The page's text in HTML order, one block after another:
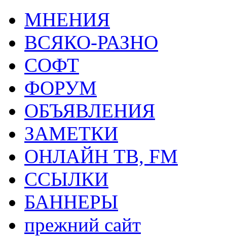
МНЕНИЯ
ВСЯКО-РАЗНО
СОФТ
ФОРУМ
ОБЪЯВЛЕНИЯ
ЗАМЕТКИ
ОНЛАЙН ТВ, FM
ССЫЛКИ
БАННЕРЫ
прежний сайт